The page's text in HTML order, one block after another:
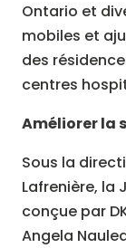
Ontario et
mobiles et
des
centres
Améliorer la
Sous la
Lafrenière, la
conçue par
Angela